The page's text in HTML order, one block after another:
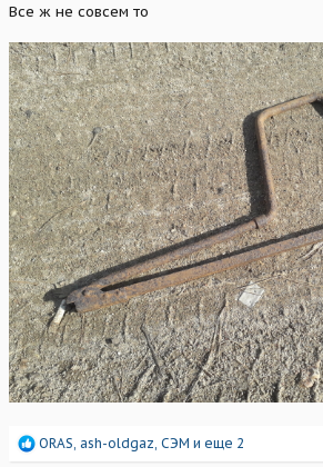
Все ж не совсем то
Р
ORAS ash-oldgaz СЭМ и еще 2